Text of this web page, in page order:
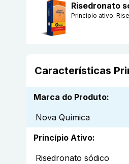
Risedronato
Princípio ativo:
Características
Marca do Produto:
Nova Química
Princípio Ativo:
Risedronato sódico